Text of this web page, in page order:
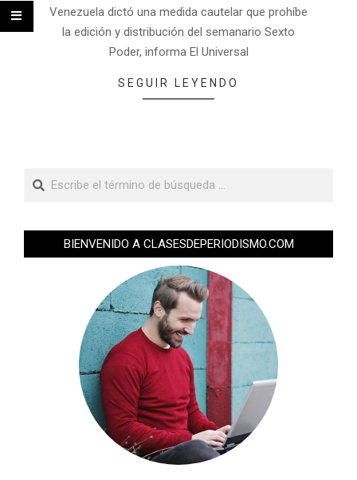
Venezuela dictó una medida cautelar que prohíbe
la edición y distribución del semanario Sexto
Poder, informa El Universal
SEGUIR LEYENDO
BIENVENIDO A CLASESDEPERIODISMO.COM